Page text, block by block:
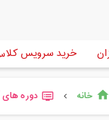
خرید سرویس
home خانه chevron_left
dvr دوره های